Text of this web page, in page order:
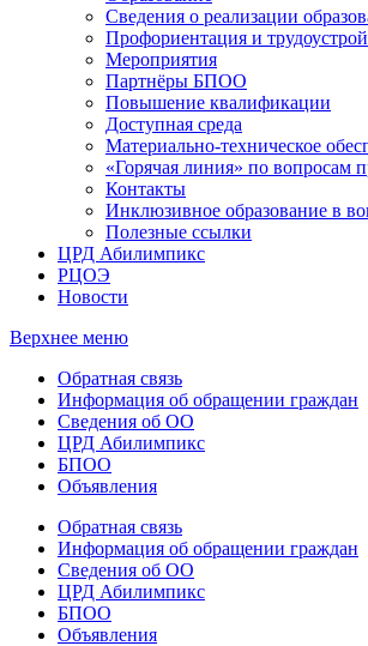
Сведения о реализации
Профориентация и
Мероприятия
Партнёры БПОО
Повышение квалификации
Доступная среда
Материально-техническое
«Горячая линия» по вопросам
Контакты
Инклюзивное образование в
Полезные ссылки
ЦРД Абилимпикс
РЦОЭ
Новости
Верхнее меню
Обратная связь
Информация об обращении граждан
Сведения об ОО
ЦРД Абилимпикс
БПОО
Объявления
Обратная связь
Информация об обращении граждан
Сведения об ОО
ЦРД Абилимпикс
БПОО
Объявления